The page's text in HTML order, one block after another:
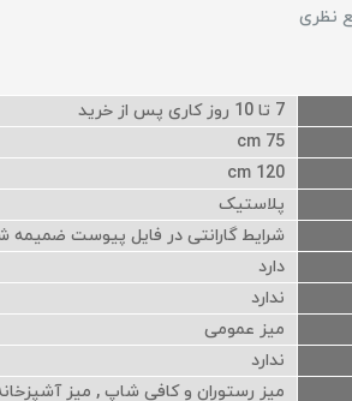
7 تا 10 روز کاری پس از خرید
75 cm
120 cm
پلاستیک
شرایط گارانتی در فایل پیوست
دارد
ندارد
میز عمومی
ندارد
میز رستوران و کافی شاپ , میز